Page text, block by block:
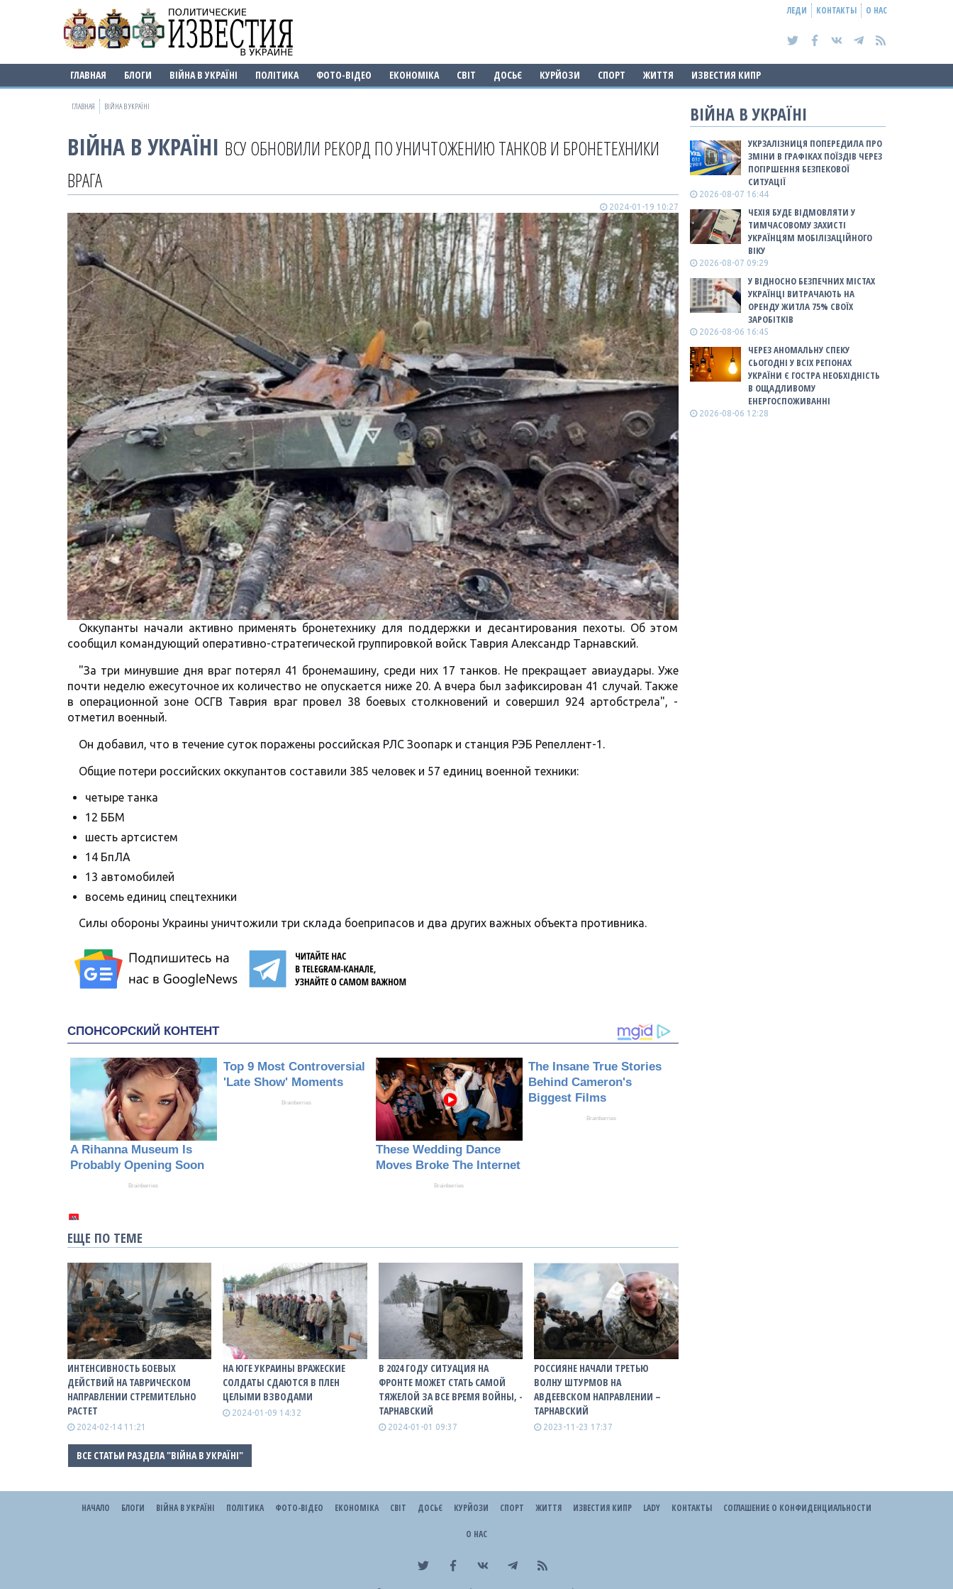
ЛЕДИ КОНТАКТЫ О НАС
ГЛАВНАЯ БЛОГИ ВІЙНА В УКРАЇНІ ПОЛІТИКА ФОТО-ВІДЕО ЕКОНОМІКА СВІТ ДОСЬЄ КУРЙОЗИ СПОРТ ЖИТТЯ ИЗВЕСТИЯ КИПР
ГЛАВНАЯ ВІЙНА В УКРАЇНІ
ВІЙНА В УКРАЇНІ ВСУ ОБНОВИЛИ РЕКОРД ПО УНИЧТОЖЕНИЮ ТАНКОВ И БРОНЕТЕХНИКИ
ВРАГА
2024-01-19 10:27
Оккупанты начали активно применять бронетехнику для поддержки и десантирования пехоты. Об этом
сообщил командующий оперативно-стратегической группировкой войск Таврия Александр Тарнавский.
"За три минувшие дня враг потерял 41 бронемашину, среди них 17 танков. Не прекращает авиаудары. Уже
почти неделю ежесуточное их количество не опускается ниже 20. А вчера был зафиксирован 41 случай. Также
в операционной зоне ОСГВ Таврия враг провел 38 боевых столкновений и совершил 924 артобстрела", -
отметил военный.
Он добавил, что в течение суток поражены российская РЛС Зоопарк и станция РЭБ Репеллент-1.
Общие потери российских оккупантов составили 385 человек и 57 единиц военной техники:
четыре танка
12 ББМ
шесть артсистем
14 БпЛА
13 автомобилей
восемь единиц спецтехники
Силы обороны Украины уничтожили три склада боеприпасов и два других важных объекта противника.
ЕЩЕ ПО ТЕМЕ
ИНТЕНСИВНОСТЬ БОЕВЫХ
ДЕЙСТВИЙ НА ТАВРИЧЕСКОМ
НАПРАВЛЕНИИ СТРЕМИТЕЛЬНО
РАСТЕТ
2024-02-14 11:21
НА ЮГЕ УКРАИНЫ ВРАЖЕСКИЕ
СОЛДАТЫ СДАЮТСЯ В ПЛЕН
ЦЕЛЫМИ ВЗВОДАМИ
2024-01-09 14:32
В 2024 ГОДУ СИТУАЦИЯ НА
ФРОНТЕ МОЖЕТ СТАТЬ САМОЙ
ТЯЖЕЛОЙ ЗА ВСЕ ВРЕМЯ ВОЙНЫ, -
ТАРНАВСКИЙ
2024-01-01 09:37
РОССИЯНЕ НАЧАЛИ ТРЕТЬЮ
ВОЛНУ ШТУРМОВ НА
АВДЕЕВСКОМ НАПРАВЛЕНИИ –
ТАРНАВСКИЙ
2023-11-23 17:37
ВСЕ СТАТЬИ РАЗДЕЛА "ВІЙНА В УКРАЇНІ"
ВІЙНА В УКРАЇНІ
УКРЗАЛІЗНИЦЯ ПОПЕРЕДИЛА ПРО
ЗМІНИ В ГРАФІКАХ ПОЇЗДІВ ЧЕРЕЗ
ПОГІРШЕННЯ БЕЗПЕКОВОЇ
СИТУАЦІЇ
2026-08-07 16:44
ЧЕХІЯ БУДЕ ВІДМОВЛЯТИ У
ТИМЧАСОВОМУ ЗАХИСТІ
УКРАЇНЦЯМ МОБІЛІЗАЦІЙНОГО
ВІКУ
2026-08-07 09:29
У ВІДНОСНО БЕЗПЕЧНИХ МІСТАХ
УКРАЇНЦІ ВИТРАЧАЮТЬ НА
ОРЕНДУ ЖИТЛА 75% СВОЇХ
ЗАРОБІТКІВ
2026-08-06 16:45
ЧЕРЕЗ АНОМАЛЬНУ СПЕКУ
СЬОГОДНІ У ВСІХ РЕГІОНАХ
УКРАЇНИ Є ГОСТРА НЕОБХІДНІСТЬ
В ОЩАДЛИВОМУ
ЕНЕРГОСПОЖИВАННІ
2026-08-06 12:28
НАЧАЛО БЛОГИ ВІЙНА В УКРАЇНІ ПОЛІТИКА ФОТО-ВІДЕО ЕКОНОМІКА СВІТ ДОСЬЄ КУРЙОЗИ СПОРТ ЖИТТЯ ИЗВЕСТИЯ КИПР LADY КОНТАКТЫ СОГЛАШЕНИЕ О КОНФИДЕНЦИАЛЬНОСТИ
О НАС